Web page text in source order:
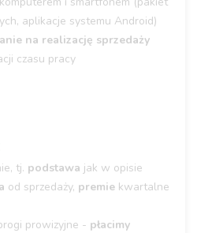
aplikacje systemu Android)
na realizację sprzedaży
czasu pracy
tj. podstawa jak w opisie
od sprzedaży, premie kwartalne
prowizyjne - płacimy